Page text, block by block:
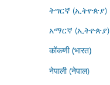
ትግርኛ (ኢትዮጵያ)
አማርኛ (ኢትዮጵያ)
कोंकणी (भारत)
नेपाली (नेपाल)